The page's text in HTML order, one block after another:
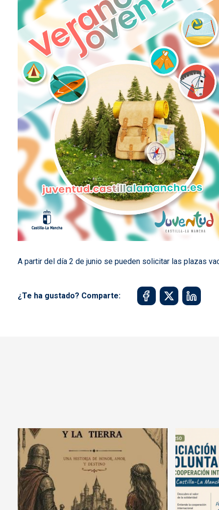
A partir del día 2 de junio se pueden solicitar las plazas
¿Te ha gustado? Comparte: